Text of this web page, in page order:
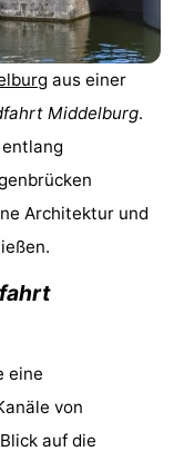
aus einer
Middelburg.
Architektur und
eine
von
auf die